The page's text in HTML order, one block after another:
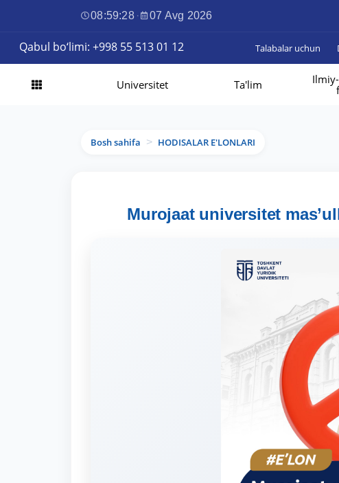
08:59:29 · 07 Avg 2026
Qabul bo‘limi: +998 55 513 01 12 Talabalar uchun
Universitet Ta'lim
Bosh sahifa > HODISALAR E'LONLARI
Murojaat universitet